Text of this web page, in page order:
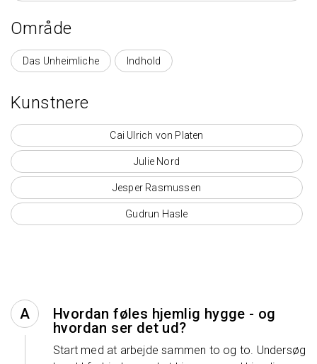
Område
Område
Das Unheimliche Indhold
Kunstnere
Cai Ulrich von Platen
Julie Nord
Jesper Rasmussen
Gudrun Hasle
Hvordan føles hjemlig hygge - og
hvordan ser det ud?
Start med at arbejde sammen to og to. Undersøg